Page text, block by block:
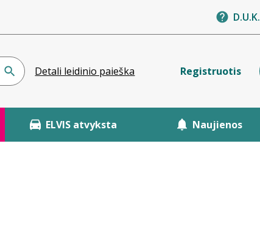
D.U.K.
Detali leidinio paieška Registruotis
ELVIS atvyksta Naujienos